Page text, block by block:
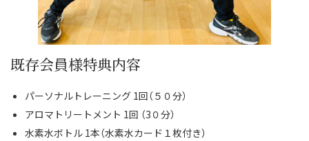
既存会員様特典内容
パーソナルトレーニング 1回（５０分）
アロマトリートメント 1回 （3０分）
水素水ボトル 1本（水素水カード１枚付き）